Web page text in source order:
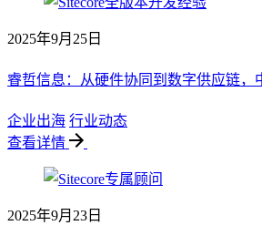
2025年9月25日
睿哲信息：从硬件协同到数字供应链，
企业出海 行业动态
查看详情
2025年9月23日